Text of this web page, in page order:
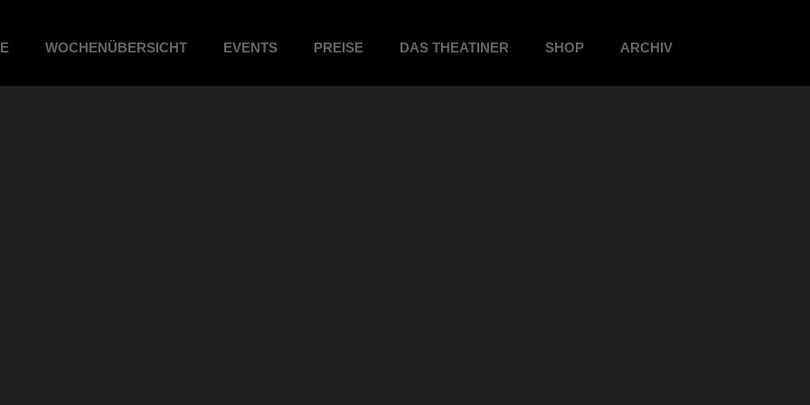
WOCHENÜBERSICHT EVENTS PREISE DAS THEATINER SHOP ARCHIV